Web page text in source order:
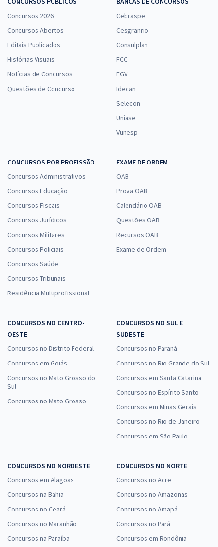
Concursos 2026
Concursos Abertos
Editais Publicados
Histórias Visuais
Notícias de Concursos
Questões de Concurso
Cebraspe
Cesgranrio
Consulplan
FCC
FGV
Idecan
Selecon
Uniase
Vunesp
CONCURSOS POR PROFISSÃO
Concursos Administrativos
Concursos Educação
Concursos Fiscais
Concursos Jurídicos
Concursos Militares
Concursos Policiais
Concursos Saúde
Concursos Tribunais
Residência Multiprofissional
EXAME DE ORDEM
OAB
Prova OAB
Calendário OAB
Questões OAB
Recursos OAB
Exame de Ordem
CONCURSOS NO CENTRO-
OESTE
Concursos no Distrito Federal
Concursos em Goiás
Concursos no Mato Grosso do
Sul
Concursos no Mato Grosso
CONCURSOS NO SUL E
SUDESTE
Concursos no Paraná
Concursos no Rio Grande do Sul
Concursos em Santa Catarina
Concursos no Espírito Santo
Concursos em Minas Gerais
Concursos no Rio de Janeiro
Concursos em São Paulo
CONCURSOS NO NORDESTE
Concursos em Alagoas
Concursos na Bahia
Concursos no Ceará
Concursos no Maranhão
Concursos na Paraíba
CONCURSOS NO NORTE
Concursos no Acre
Concursos no Amazonas
Concursos no Amapá
Concursos no Pará
Concursos em Rondônia